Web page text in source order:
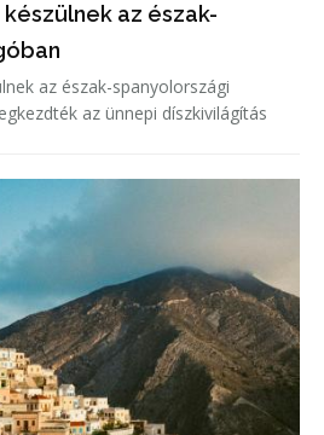
az észak-
az észak-spanyolországi
az ünnepi díszkivilágítás